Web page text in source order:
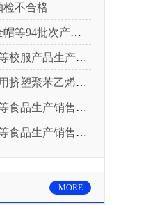
检不合格
产品抽查不合格！
被济南市市场监管局通报！
售企业被广元市市场监督管理局通报！
庆市市场监督管理局通告！
屯留区市场监督管理局公告！
MORE